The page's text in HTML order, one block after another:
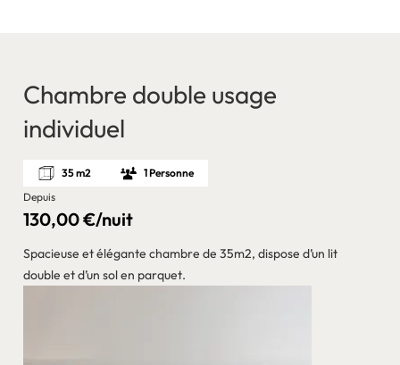
Chambre double usage
individuel
35 m2
1 Personne
Depuis
130,00 €/nuit
Spacieuse et élégante chambre de 35m2, dispose d’un lit
double et d’un sol en parquet.